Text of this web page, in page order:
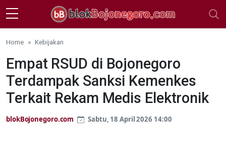
Skip to main content
Home Kebijakan
Empat RSUD di Bojonegoro
Terdampak Sanksi Kemenkes
Terkait Rekam Medis Elektronik
blokBojonegoro.com Sabtu, 18 April 2026 14:00